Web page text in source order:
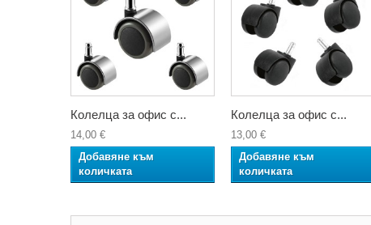
Колелца за офис с...
14,00 €
Добавяне към
количката
Колелца за офис с...
13,00 €
Добавяне към
количката